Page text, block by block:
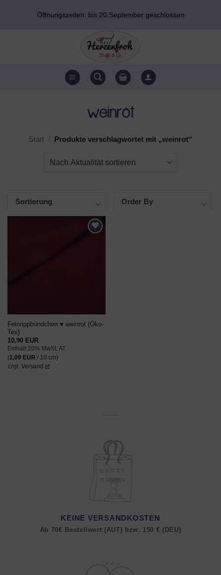
Öffnungszeiten: bis 20.September geschlossen
weinrot
Start Produkte verschlagwortet mit „weinrot“
Sortierung Order By
Feinrippbündchen ♥ weinrot (Öko-
Tex)
10,90 EUR
Enthält 20% MwSt. AT
(1,09 EUR / 10 cm)
zzgl. Versand
KEINE VERSANDKOSTEN
Ab 70€ Bestellwert (AUT) bzw. 150 € (DEU)